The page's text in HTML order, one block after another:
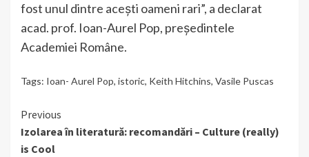
fost unul dintre acești oameni rari”, a declarat
acad. prof. Ioan-Aurel Pop, președintele
Academiei Române.
Tags: Ioan- Aurel Pop, istoric, Keith Hitchins, Vasile Puscas
Continue
Reading
Previous
Izolarea în literatură: recomandări – Culture (really)
is Cool